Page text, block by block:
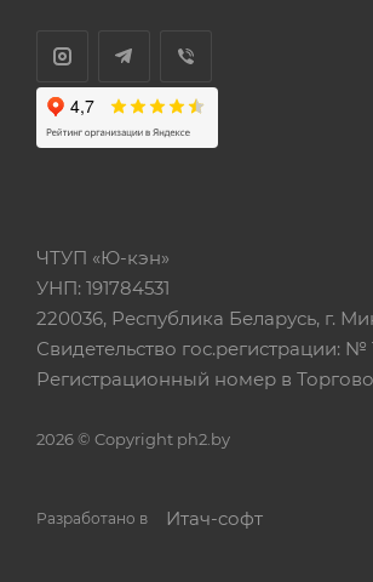
ЧТУП «Ю-кэн»
УНП: 191784531
220036, Республика Беларусь, г.
Свидетельство гос.регистрации: №
Регистрационный номер в
2026 © Copyright ph2.by
Разработано в Итач-cофт